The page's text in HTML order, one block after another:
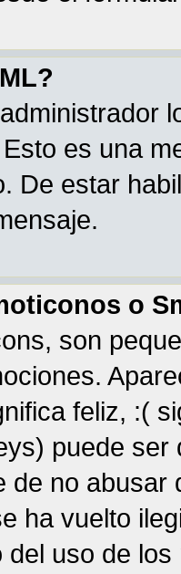
es una
De estar
o
son
feliz, :(
puede
de no
ha vuelto
del uso de los